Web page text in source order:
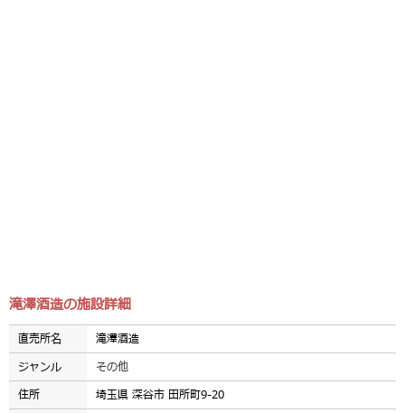
滝澤酒造の施設詳細
直売所名
滝澤酒造
ジャンル
その他
住所
埼玉県 深谷市 田所町9-20